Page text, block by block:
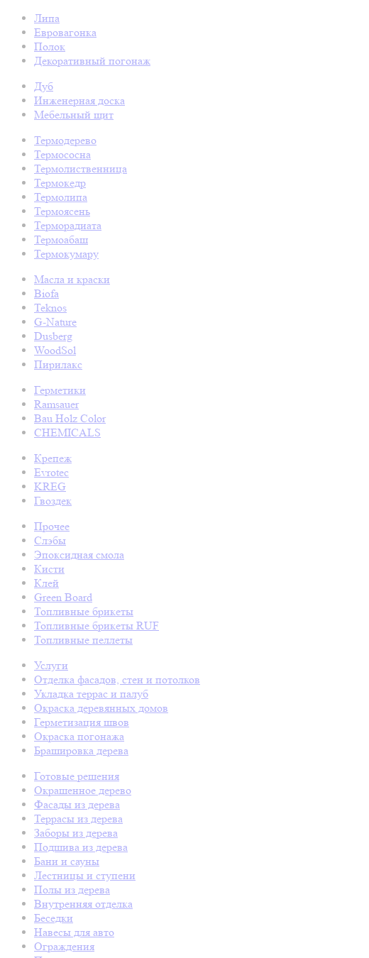
Липа
Евровагонка
Полок
Декоративный погонаж
Дуб
Инженерная доска
Мебельный щит
Термодерево
Термососна
Термолиственница
Термокедр
Термолипа
Термоясень
Терморадиата
Термоабаш
Термокумару
Масла и краски
Biofa
Teknos
G-Nature
Dusberg
WoodSol
Пирилакс
Герметики
Ramsauer
Bau Holz Color
CHEMICALS
Крепеж
Evrotec
KREG
Гвоздек
Прочее
Слэбы
Эпоксидная смола
Кисти
Клей
Green Board
Топливные брикеты
Топливные брикеты RUF
Топливные пеллеты
Услуги
Отделка фасадов, стен и потолков
Укладка террас и палуб
Окраска деревянных домов
Герметизация швов
Окраска погонажа
Брашировка дерева
Готовые решения
Окрашенное дерево
Фасады из дерева
Террасы из дерева
Заборы из дерева
Подшива из дерева
Бани и сауны
Лестницы и ступени
Полы из дерева
Внутренняя отделка
Беседки
Навесы для авто
Ограждения